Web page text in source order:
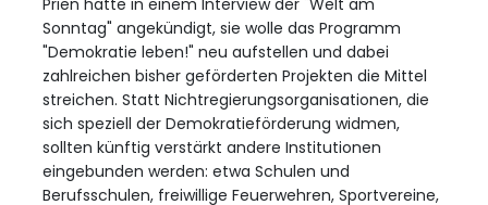
Sonntag" angekündigt, sie wolle das Programm
"Demokratie leben!" neu aufstellen und dabei
zahlreichen bisher geförderten Projekten die Mittel
streichen. Statt Nichtregierungsorganisationen, die
sich speziell der Demokratieförderung widmen,
sollten künftig verstärkt andere Institutionen
eingebunden werden: etwa Schulen und
Berufsschulen, freiwillige Feuerwehren, Sportvereine,